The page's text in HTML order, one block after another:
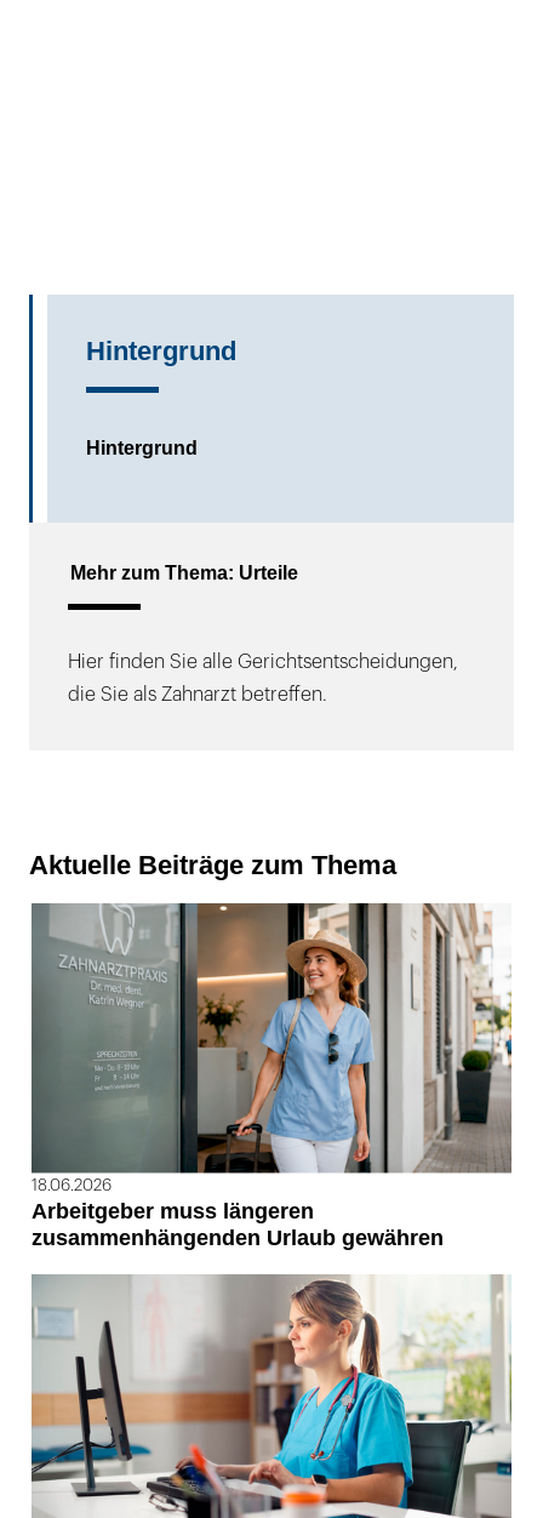
Hintergrund
Hintergrund
Mehr zum Thema: Urteile
Hier finden Sie alle Gerichtsentscheidungen,
die Sie als Zahnarzt betreffen.
Aktuelle Beiträge zum Thema
18.06.2026
Arbeitgeber muss längeren
zusammenhängenden Urlaub gewähren